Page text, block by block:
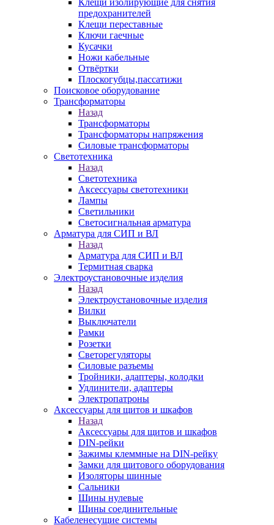
Клещи изолирующие для снятия
предохранителей
Клещи переставные
Ключи гаечные
Кусачки
Ножи кабельные
Отвёртки
Плоскогубцы,пассатижи
Поисковое оборудование
Трансформаторы
Назад
Трансформаторы
Трансформаторы напряжения
Силовые трансформаторы
Светотехника
Назад
Светотехника
Аксессуары светотехники
Лампы
Светильники
Светосигнальная арматура
Арматура для СИП и ВЛ
Назад
Арматура для СИП и ВЛ
Термитная сварка
Электроустановочные изделия
Назад
Электроустановочные изделия
Вилки
Выключатели
Рамки
Розетки
Светорегуляторы
Силовые разъемы
Тройники, адаптеры, колодки
Удлинители, адаптеры
Электропатроны
Аксессуары для щитов и шкафов
Назад
Аксессуары для щитов и шкафов
DIN-рейки
Зажимы клеммные на DIN-рейку
Замки для щитового оборудования
Изоляторы шинные
Сальники
Шины нулевые
Шины соединительные
Кабеленесущие системы